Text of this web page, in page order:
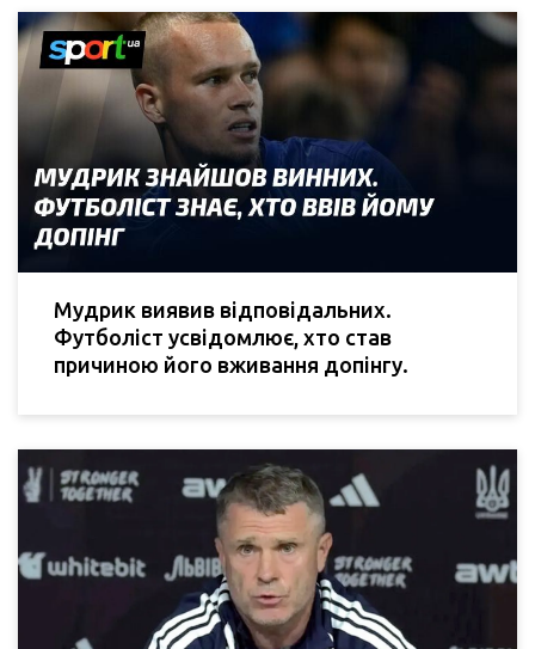
Мудрик виявив відповідальних.
Футболіст усвідомлює, хто став
причиною його вживання допінгу.